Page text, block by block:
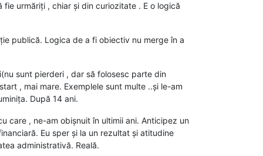
urmăriți , chiar și din curiozitate . E o logică
publică. Logica de a fi obiectiv nu merge în a
sunt pierderi , dar să folosesc parte din
, mai mare. Exemplele sunt multe ..și le-am
După 14 ani.
care , ne-am obișnuit în ultimii ani. Anticipez un
Eu sper și la un rezultat și atitudine
administrativă. Reală.